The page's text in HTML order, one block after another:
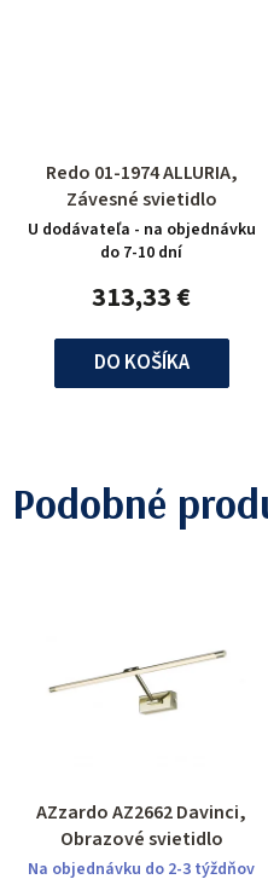
Redo 01-1974 ALLURIA,
Závesné svietidlo
U dodávateľa - na objednávku
do 7-10 dní
313,33 €
DO KOŠÍKA
Podobné
AZzardo AZ2662 Davinci,
Obrazové svietidlo
Na objednávku do 2-3 týždňov